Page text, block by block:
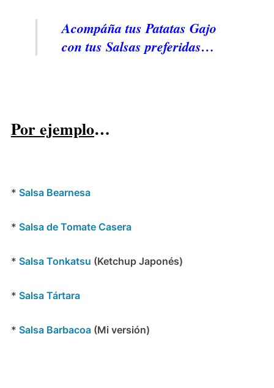
Acompáña tus Patatas Gajo
con tus Salsas preferidas…
Por ejemplo…
* Salsa Bearnesa
* Salsa de Tomate Casera
* Salsa Tonkatsu (Ketchup Japonés)
* Salsa Tártara
* Salsa Barbacoa(Mi versión)